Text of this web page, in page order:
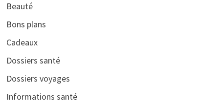
Beauté
Bons plans
Cadeaux
Dossiers santé
Dossiers voyages
Informations santé